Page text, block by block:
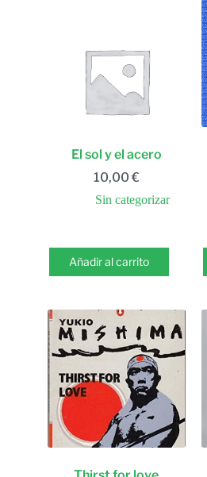
El sol y el acero
10,00 €
Sin categorizar
Añadir al carrito